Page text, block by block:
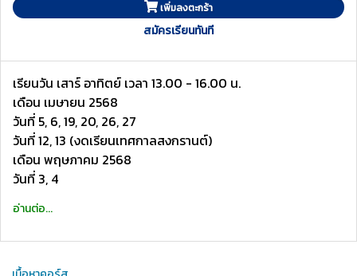
เพิ่มลงตะกร้า
สมัครเรียนทันที
เรียนวัน เสาร์ อาทิตย์ เวลา 13.00 - 16.00 น.
เดือน เมษายน 2568
วันที่ 5, 6, 19, 20, 26, 27
วันที่ 12, 13 (งดเรียนเทศกาลสงกรานต์)
เดือน พฤษภาคม 2568
วันที่ 3, 4
อ่านต่อ...